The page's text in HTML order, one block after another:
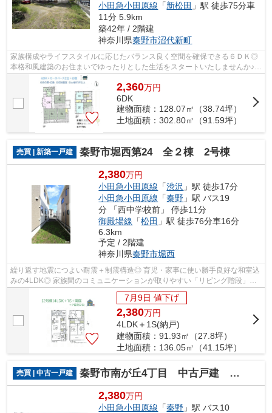
小田急小田原線 「新松田 」駅 徒歩75分車
11分 5.9km
築42年 / 2階建
神奈川県秦野市沼代新町
家族構成やライフスタイルに応じたバランス良く空間を確保できる６ＤＫ◎
本格和風建築のお住まいでゆったりとした生活をスタートいたしませんか♪
現況：空家 詳細やご内見依頼などお...
2,360万円
6DK
建物面積：128.07㎡（38.74坪）
土地面積：302.80㎡（91.59坪）
売買 | 新築一戸建 秦野市堀西第24 全２棟 2号棟
2,380万円
小田急小田原線 「渋沢 」駅 徒歩17分
小田急小田原線 「秦野 」駅 バス19
分 「西中学校前」 停歩11分
御殿場線 「松田 」駅 徒歩76分車16分
6.3km
予定 / 2階建
神奈川県秦野市堀西
繰り返す地震につよい耐震＋制震構造◎ 育児・家事に使い勝手良好な和室込
みの4LDK◎ 家族間のコミュニケーションが取りやすい「リビング階段」
で、笑顔あふれるマイホーム生活が送れま...
7月9日 値下げ
2,380万円
4LDK＋1S(納戸)
建物面積：91.93㎡（27.8坪）
土地面積：136.05㎡（41.15坪）
売買 | 中古一戸建 秦野市南が丘4丁目 中古戸建 47.67坪
2,380万円
小田急小田原線 「秦野 」駅 バス10